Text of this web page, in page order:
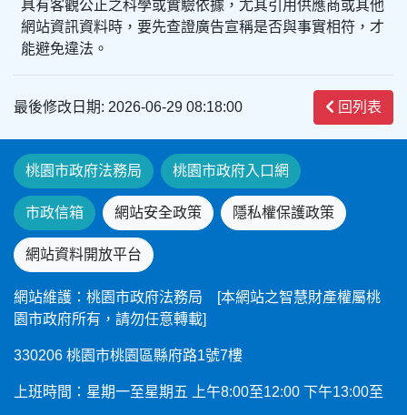
具有客觀公正之科學或實驗依據，尤其引用供應商或其他
網站資訊資料時，要先查證廣告宣稱是否與事實相符，才
能避免違法。
最後修改日期: 2026-06-29 08:18:00 回列表
桃園市政府法務局 桃園市政府入口網
市政信箱 網站安全政策 隱私權保護政策
網站資料開放平台
網站維護：桃園市政府法務局 [本網站之智慧財產權屬桃
園市政府所有，請勿任意轉載]
330206 桃園市桃園區縣府路1號7樓
上班時間：星期一至星期五 上午8:00至12:00 下午13:00至